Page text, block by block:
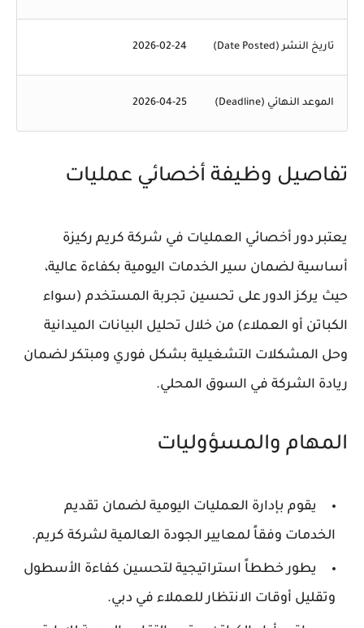
تاريخ النشر (Date Posted) 2026-02-24
الموعد النهائي (Deadline) 2026-04-25
تفاصيل وظيفة أخصائي عمليات
يعتبر دور أخصائي العمليات في شركة كريم ركيزة
أساسية لضمان سير الخدمات اليومية بكفاءة عالية،
حيث يركز الدور على تحسين تجربة المستخدم (سواء
الكباتن أو العملاء) من خلال تحليل البيانات الميدانية
وحل المشكلات التشغيلية بشكل فوري ومبتكر لضمان
ريادة الشركة في السوق المحلي.
المهام والمسؤوليات
يقوم بإدارة العمليات اليومية لضمان تقديم
الخدمات وفقاً لمعايير الجودة العالمية لشركة كريم.
يطور خططاً استراتيجية لتحسين كفاءة الأسطول
وتقليل أوقات الانتظار للعملاء في دبي.